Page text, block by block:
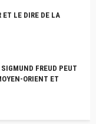
ET LE DIRE DE LA
FREUD PEUT
ORIENT ET